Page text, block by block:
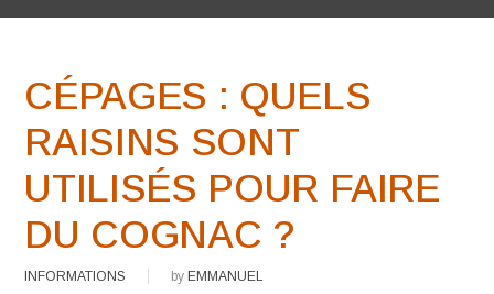
CÉPAGES : QUELS
RAISINS SONT
UTILISÉS POUR FAIRE
DU COGNAC ?
INFORMATIONS by EMMANUEL